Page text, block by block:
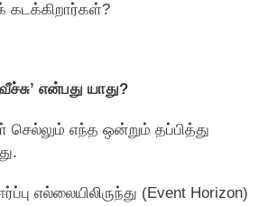
கடக்கிறார்கள்?
என்பது யாது?
செல்லும் எந்த ஒன்றும் தப்பித்து
எல்லையிலிருந்து (Event Horizon)